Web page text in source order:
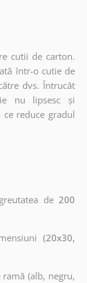
cutii de carton.
într-o cutie de
dvs. Întrucât
nu lipsesc și
reduce gradul
de200
(20x30,
(alb, negru,